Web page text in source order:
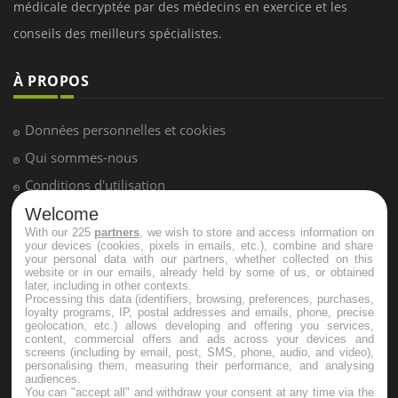
LES MALADIES
pression artérielle chute au lever
Maladie de Charcot (Sclérose latérale
amyotrophique)
Welcome
With our 225 partners , we wish to store and access information on
your devices (cookies, pixels in emails, etc.), combine and share
your personal data with our partners, whether collected on this
website or in our emails, already held by some of us, or obtained
later, including in other contexts.
Processing this data (identifiers, browsing, preferences, purchases,
loyalty programs, IP, postal addresses and emails, phone, precise
geolocation, etc.) allows developing and offering you services,
content, commercial offers and ads across your devices and
screens (including by email, post, SMS, phone, audio, and video),
personalising them, measuring their performance, and analysing
audiences.
You can "accept all" and withdraw your consent at any time via the